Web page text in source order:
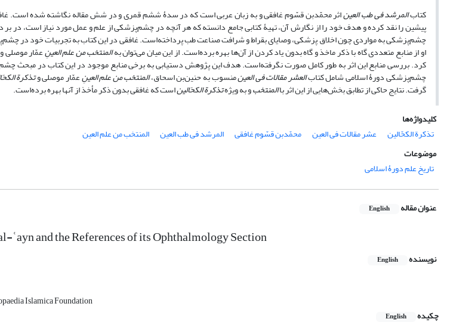
کتابالمرشد فی طب العیناثر محمّد‌بن قسّوم غافقی و به زبان عربی است که در سدۀ ششم قمری و در شش مقاله نگاشته شده است.
پیشین را نقد کرده و هدف خود را از نگارش آن، تهیۀ کتابی جامع دانسته که هر آنچه در چشم‌پزشکی از علم و عمل مورد نیاز است، در
چشم‌پزشکی به مواردی چون اخلاق پزشکی، وصایای بقراط و شرافت صناعت طب پرداخته‌است. غافقی در این کتاب به تجربیات خود در
او از منابع متعددی گاه با ذکر ماخذ و گاه بدون یاد کردن از آن‌ها بهره برده‌است. از این میان می‌توان بهالمنتخب من علم العینِعمّار موصلی
کرد. بررسی منابع این اثر به طور کامل صورت نگرفته‌است. هدف این پژوهش دستیابی به برخی منابع موجود در این کتاب در مبحث
چشم‌پزشکی دورۀ اسلامی شامل کتابالعشر مقالات فی العینمنسوب به حنین‌بن اسحاق،المنتخب من علم العینِعمّار موصلی وتذکرة
گرفت. نتایج حاکی از تطابق بخش‌هایی از این اثر باالمنتخبو به ویژهتذکرة الکحّالیناست که غافقی بدون ذکر مأخذ از آنها بهره برده‌است.
کلیدواژه‌ها
تذکرة الکحّالین
عشر مقالات فی العین محمّد‌بن قسّوم غافقی المرشد فی طب العین
المنتخب من علم العین
موضوعات
تاریخ علم دورۀ اسلامی
عنوان مقاله English
and the References of its Ophthalmology Section
نویسنده English
Islamica Foundation
چکیده
English